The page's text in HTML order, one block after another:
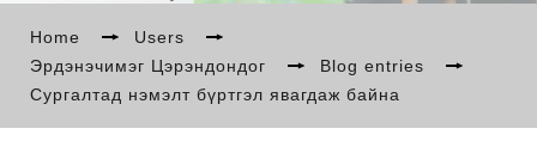
БИДНИЙ ТУХАЙ
МЭДЭЭ
Home → Users
→
Эрдэнэчимэг Цэрэндондог
→ Blog entries
→
Сургалтад нэмэлт бүртгэл явагдаж байна